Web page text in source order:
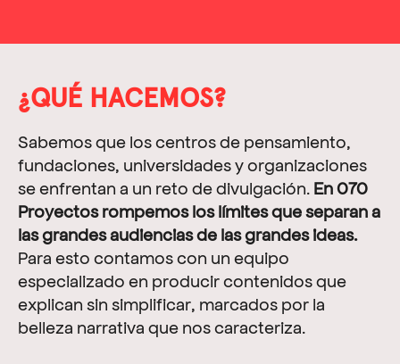
¿QUÉ HACEMOS?
Sabemos que los centros de pensamiento,
fundaciones, universidades y organizaciones
se enfrentan a un reto de divulgación. En 070
Proyectos rompemos los límites que separan a
las grandes audiencias de las grandes ideas.
Para esto contamos con un equipo
especializado en producir contenidos que
explican sin simplificar, marcados por la
belleza narrativa que nos caracteriza.